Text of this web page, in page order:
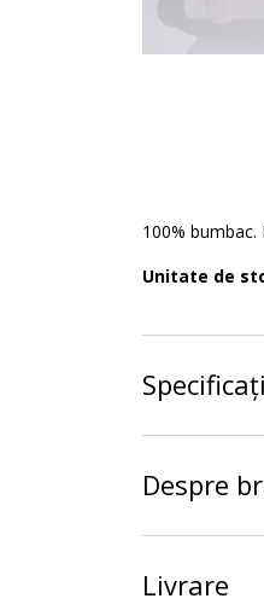
100%
Unitate de
Despre
Livrare